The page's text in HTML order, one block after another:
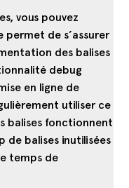
vous pouvez
de s’assurer
des balises
debug
en ligne de
utiliser ce
balises fonctionnent
balises inutilisées
temps de